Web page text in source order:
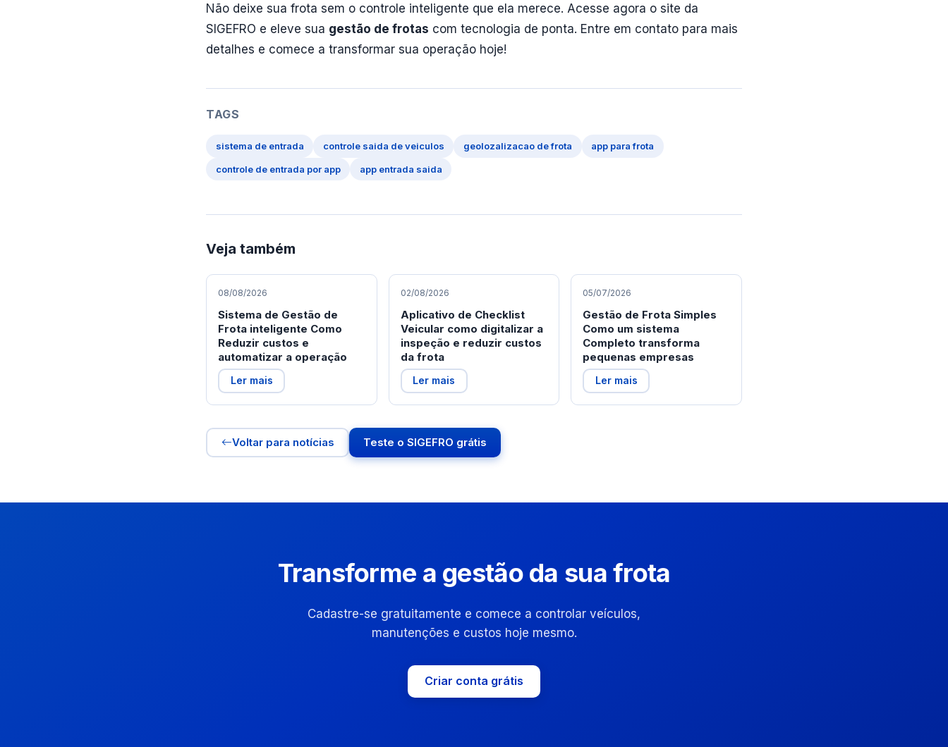
Não deixe sua frota sem o controle inteligente que ela merece. Acesse agora o site da
SIGEFRO e eleve sua gestão de frotas com tecnologia de ponta. Entre em contato para mais
detalhes e comece a transformar sua operação hoje!
TAGS
sistema de entrada controle saida de veiculos geolozalizacao de frota app para frota
controle de entrada por app app entrada saida
Veja também
08/08/2026
Sistema de Gestão de
Frota inteligente Como
Reduzir custos e
automatizar a operação
Ler mais
02/08/2026
Aplicativo de Checklist
Veicular como digitalizar a
inspeção e reduzir custos
da frota
Ler mais
05/07/2026
Gestão de Frota Simples
Como um sistema
Completo transforma
pequenas empresas
Ler mais
Voltar para notícias Teste o SIGEFRO grátis
Transforme a gestão da sua frota
Cadastre-se gratuitamente e comece a controlar veículos,
manutenções e custos hoje mesmo.
Criar conta grátis